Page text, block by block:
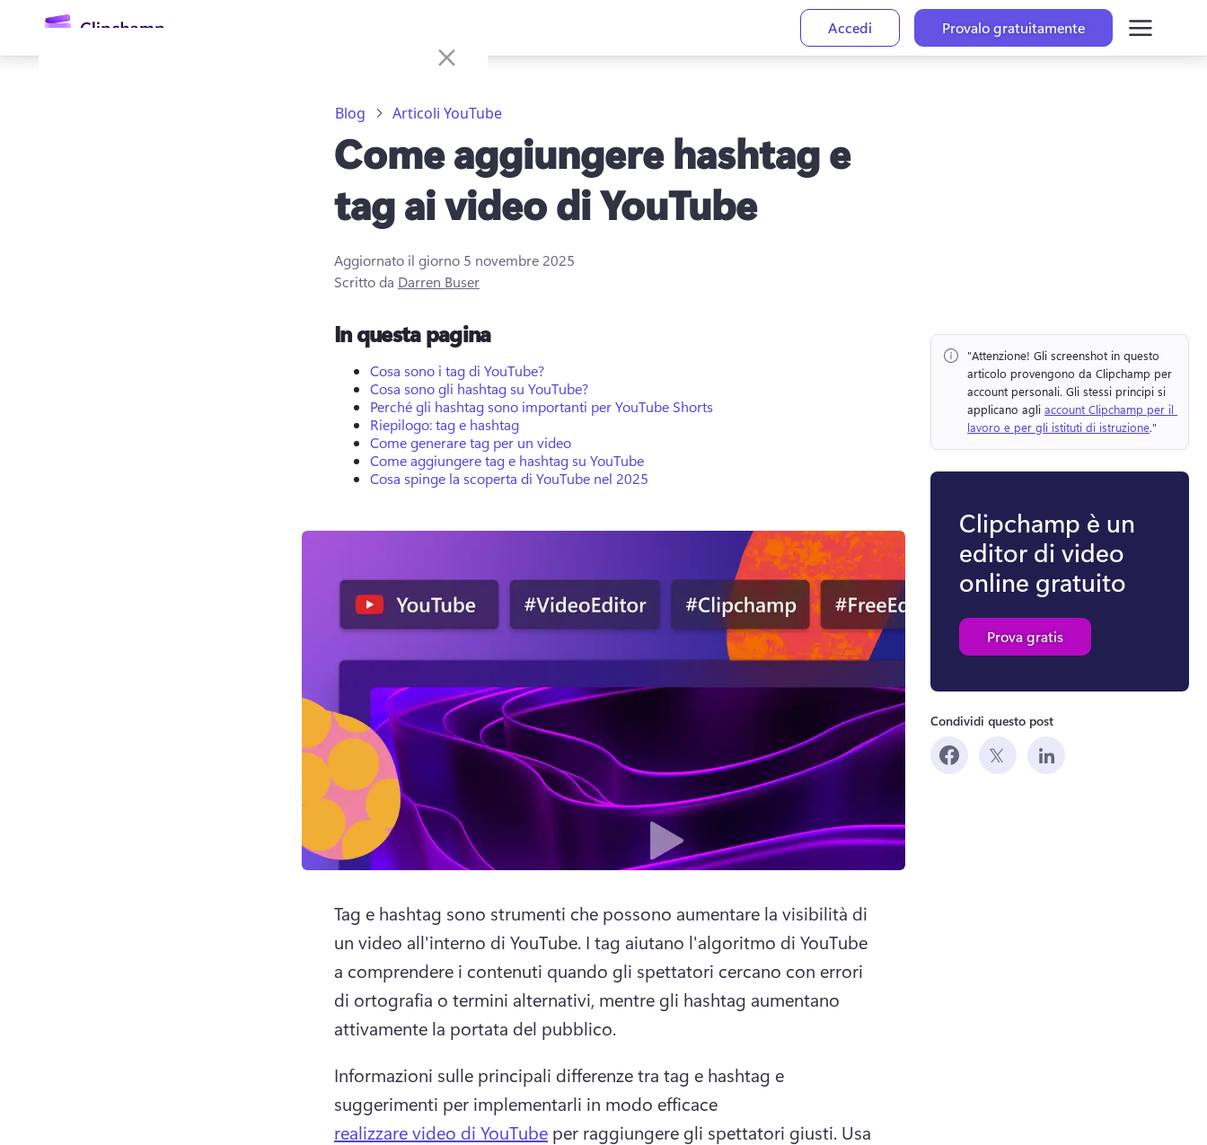
principale
Accedi Provalo gratuitamente
Blog Articoli YouTube
Come aggiungere hashtag e
tag ai video di YouTube
Aggiornato il giorno 5 novembre 2025
Scritto da Darren Buser
In questa pagina
Cosa sono i tag di YouTube?
Cosa sono gli hashtag su YouTube?
Perché gli hashtag sono importanti per YouTube Shorts
Riepilogo: tag e hashtag
Come generare tag per un video
Come aggiungere tag e hashtag su YouTube
Cosa spinge la scoperta di YouTube nel 2025
Tag e hashtag sono strumenti che possono aumentare la visibilità di
un video all'interno di YouTube. I tag aiutano l'algoritmo di YouTube
a comprendere i contenuti quando gli spettatori cercano con errori
di ortografia o termini alternativi, mentre gli hashtag aumentano
attivamente la portata del pubblico.
Informazioni sulle principali differenze tra tag e hashtag e
suggerimenti per implementarli in modo efficace
realizzare video di YouTube per raggiungere gli spettatori giusti. Usa
"Attenzione! Gli screenshot in questo
articolo provengono da Clipchamp per
account personali. Gli stessi principi si
applicano agli account Clipchamp per il
lavoro e per gli istituti di istruzione."
Clipchamp è un
editor di video
online gratuito
Prova gratis
Condividi questo post